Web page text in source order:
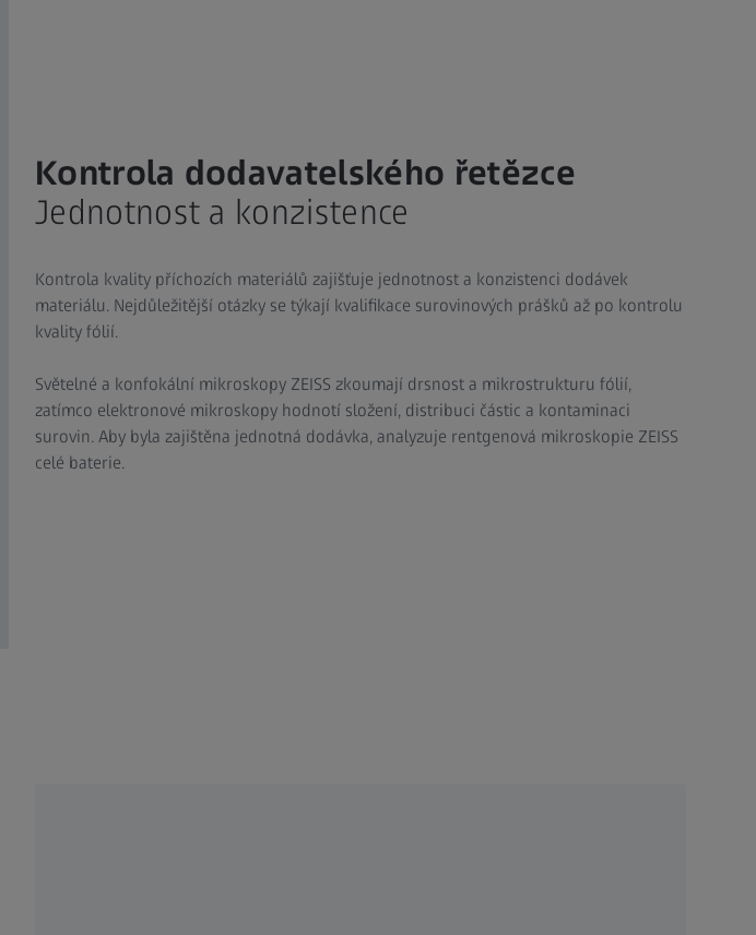
Kontrola dodavatelského řetězce
Jednotnost a konzistence
Kontrola kvality příchozích materiálů zajišťuje jednotnost a konzistenci dodávek
materiálu. Nejdůležitější otázky se týkají kvalifikace surovinových prášků až po kontrolu
kvality fólií.
Světelné a konfokální mikroskopy ZEISS zkoumají drsnost a mikrostrukturu fólií,
zatímco elektronové mikroskopy hodnotí složení, distribuci částic a kontaminaci
surovin. Aby byla zajištěna jednotná dodávka, analyzuje rentgenová mikroskopie ZEISS
celé baterie.